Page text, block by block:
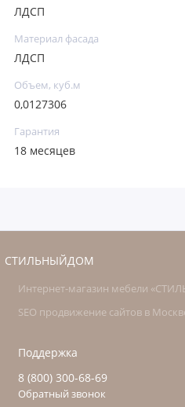
ЛДСП
Материал фасада
ЛДСП
Объем, куб.м
0,0127306
Гарантия
18 месяцев
СТИЛЬНЫЙДОМ
Интернет-магазин мебели
SEO продвижение сайтов в
Поддержка
8 (800) 300-68-69
Обратный звонок